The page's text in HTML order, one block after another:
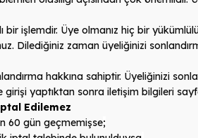
bir işlemdir. Üye olmanız hiç bir
Dilediğiniz zaman üyeliğinizi
hakkına sahiptir. Üyeliğinizi
girişi yaptıktan sonra iletişim bilgileri
Edilemez
60 gün geçmemişse;